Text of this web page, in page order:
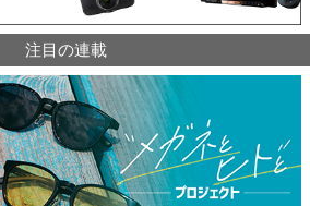
注目の連載